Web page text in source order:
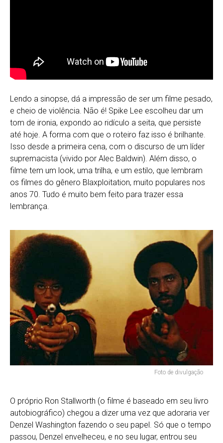
Lendo a sinopse, dá a impressão de ser um filme pesado,
e cheio de violência. Não é! Spike Lee escolheu dar um
tom de ironia, expondo ao ridículo a seita, que persiste
até hoje. A forma com que o roteiro faz isso é brilhante.
Isso desde a primeira cena, com o discurso de um líder
supremacista (vivido por Alec Baldwin). Além disso, o
filme tem um look, uma trilha, e um estilo, que lembram
os filmes do gênero Blaxploitation, muito populares nos
anos 70. Tudo é muito bem feito para trazer essa
lembrança.
Foto de divulgação
O próprio Ron Stallworth (o filme é baseado em seu livro
autobiográfico) chegou a dizer uma vez que adoraria ver
Denzel Washington fazendo o seu papel. Só que o tempo
passou, Denzel envelheceu, e no seu lugar, entrou seu